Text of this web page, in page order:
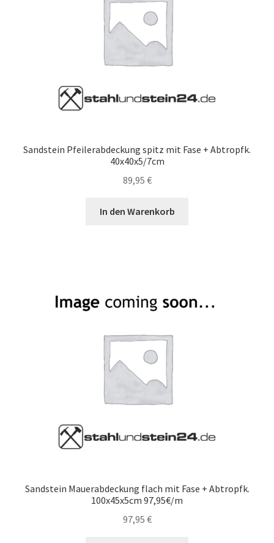
Sandstein Pfeilerabdeckung spitz mit Fase + Abtropfk.
40x40x5/7cm
89,95 €
In den Warenkorb
Sandstein Mauerabdeckung flach mit Fase + Abtropfk.
100x45x5cm 97,95€/m
97,95 €